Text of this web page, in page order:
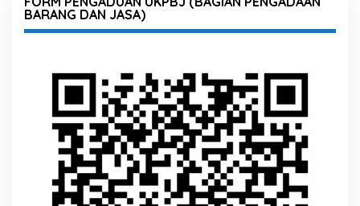
BARANG DAN JASA)